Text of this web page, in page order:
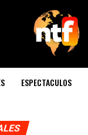
ESPECTACULOS